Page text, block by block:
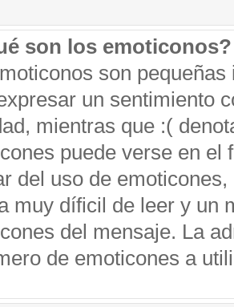
son los emoticonos?
son
un sentimiento
mientras que :(
puede verse en el
del uso de
muy díficil de leer y un
del mensaje. La
de emoticones a